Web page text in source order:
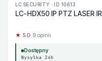
LC SECURITY · ID 10613
LC-HDX50 IP PTZ LASER IR
★ 5.0· 9 opinii
Dostępny
Wysyłka 24h